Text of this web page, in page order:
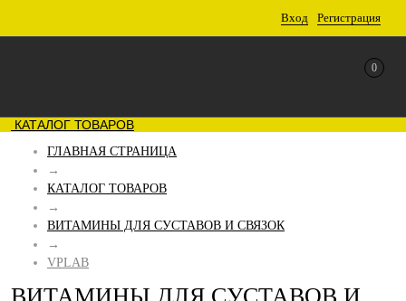
Вход Регистрация
0
КАТАЛОГ ТОВАРОВ
ГЛАВНАЯ СТРАНИЦА
→
КАТАЛОГ ТОВАРОВ
→
ВИТАМИНЫ ДЛЯ СУСТАВОВ И СВЯЗОК
→
VPLAB